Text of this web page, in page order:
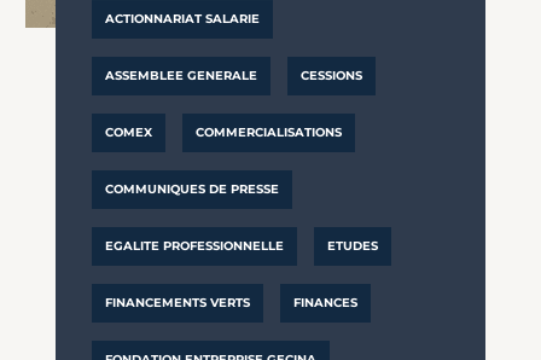
ACTIONNARIAT SALARIE
ASSEMBLEE GENERALE CESSIONS
COMEX COMMERCIALISATIONS
COMMUNIQUES DE PRESSE
EGALITE PROFESSIONNELLE ETUDES
FINANCEMENTS VERTS FINANCES